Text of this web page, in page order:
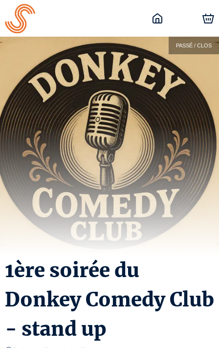
PASSÉ / CLOS
1ère soirée du
Donkey Comedy Club
- stand up